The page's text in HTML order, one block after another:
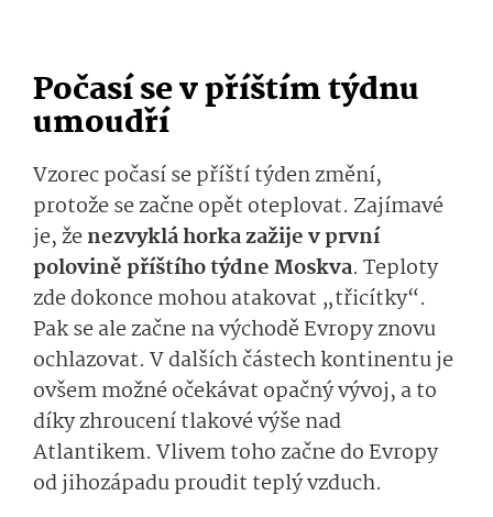
Počasí se v příštím týdnu
umoudří
Vzorec počasí se příští týden změní,
protože se začne opět oteplovat. Zajímavé
je, ženezvyklá horka zažije v první
polovině příštího týdne Moskva. Teploty
zde dokonce mohou atakovat „třicítky“.
Pak se ale začne na východě Evropy znovu
ochlazovat. V dalších částech kontinentu je
ovšem možné očekávat opačný vývoj, a to
díky zhroucení tlakové výše nad
Atlantikem. Vlivem toho začne do Evropy
od jihozápadu proudit teplý vzduch.